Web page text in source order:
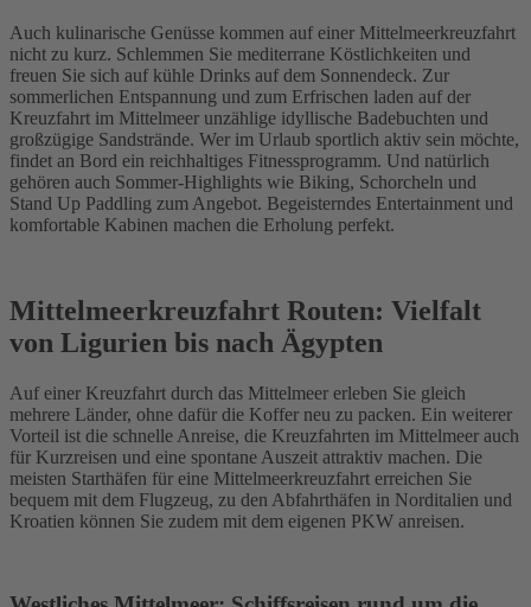
Auch kulinarische Genüsse kommen auf einer Mittelmeerkreuzfahrt
nicht zu kurz. Schlemmen Sie mediterrane Köstlichkeiten und
freuen Sie sich auf kühle Drinks auf dem Sonnendeck. Zur
sommerlichen Entspannung und zum Erfrischen laden auf der
Kreuzfahrt im Mittelmeer unzählige idyllische Badebuchten und
großzügige Sandstrände. Wer im Urlaub sportlich aktiv sein möchte,
findet an Bord ein reichhaltiges Fitnessprogramm. Und natürlich
gehören auch Sommer-Highlights wie Biking, Schorcheln und
Stand Up Paddling zum Angebot. Begeisterndes Entertainment und
komfortable Kabinen machen die Erholung perfekt.
Mittelmeerkreuzfahrt Routen: Vielfalt
von Ligurien bis nach Ägypten
Auf einer Kreuzfahrt durch das Mittelmeer erleben Sie gleich
mehrere Länder, ohne dafür die Koffer neu zu packen. Ein weiterer
Vorteil ist die schnelle Anreise, die Kreuzfahrten im Mittelmeer auch
für Kurzreisen und eine spontane Auszeit attraktiv machen. Die
meisten Starthäfen für eine Mittelmeerkreuzfahrt erreichen Sie
bequem mit dem Flugzeug, zu den Abfahrthäfen in Norditalien und
Kroatien können Sie zudem mit dem eigenen PKW anreisen.